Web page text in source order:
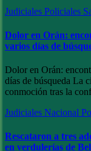
Judiciales Policiales
Dolor en Orán:
varios días de
Dolor en Orán:
días de búsqueda La
conmoción tras la
Judiciales Nacional
Rescataron a tres
en verdulerías de